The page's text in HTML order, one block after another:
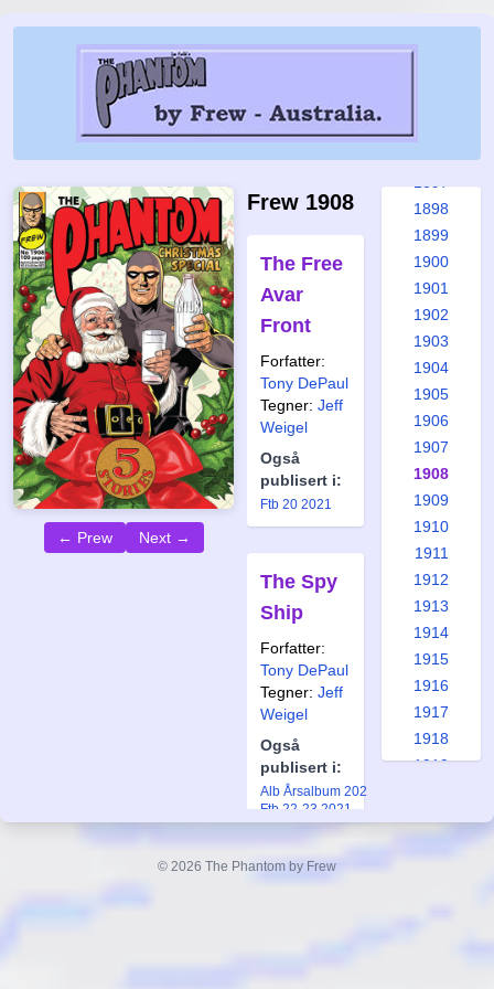
← Prew Next →
Frew 1908
The Free
Avar
Front
Forfatter:
Tony DePaul
Tegner: Jeff
Weigel
Også
publisert i:
Ftb 20 2021
The Spy
Ship
Forfatter:
Tony DePaul
Tegner: Jeff
Weigel
Også
publisert i:
Alb Årsalbum 2021
Ftb 22-23 2021
Unfinished
1891
1892
1898
1899
1900
1901
1902
1903
1904
1905
1906
1907
1908
1909
1910
1911
1912
1913
1914
1915
1916
1917
1918
1919
© 2026 The Phantom by Frew